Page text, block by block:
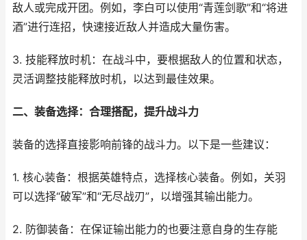
敌人或完成开团。例如，李白可以使用“青莲剑歌”和“将进
酒”进行连招，快速接近敌人并造成大量伤害。
3. 技能释放时机：在战斗中，要根据敌人的位置和状态，
灵活调整技能释放时机，以达到最佳效果。
二、装备选择：合理搭配，提升战斗力
装备的选择直接影响前锋的战斗力。以下是一些建议：
1. 核心装备：根据英雄特点，选择核心装备。例如，关羽
可以选择“破军”和“无尽战刃”，以增强其输出能力。
2. 防御装备：在保证输出能力的也要注意自身的生存能